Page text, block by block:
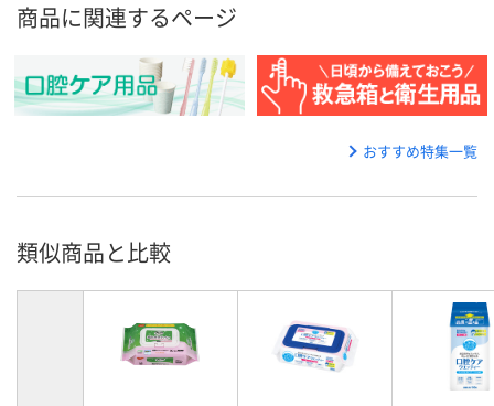
商品に関連するページ
おすすめ特集一覧
類似商品と比較